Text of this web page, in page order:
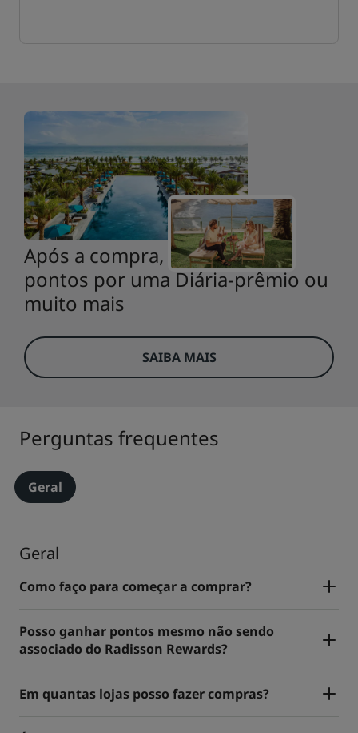
Após a compra, resgate seus
pontos por uma Diária-prêmio ou
muito mais
SAIBA MAIS
Perguntas frequentes
Geral
Geral
Como faço para começar a comprar?
Posso ganhar pontos mesmo não sendo
associado do Radisson Rewards?
Em quantas lojas posso fazer compras?